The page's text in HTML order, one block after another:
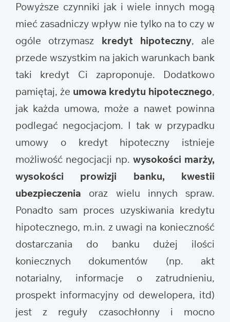
Powyższe czynniki jak i wiele innych mogą
mieć zasadniczy wpływ nie tylko na to czy w
ogóle otrzymasz kredyt hipoteczny, ale
przede wszystkim na jakich warunkach bank
taki kredyt Ci zaproponuje. Dodatkowo
pamiętaj, że umowa kredytu hipotecznego,
jak każda umowa, może a nawet powinna
podlegać negocjacjom. I tak w przypadku
umowy o kredyt hipoteczny istnieje
możliwość negocjacji np. wysokości marży,
wysokości prowizji banku, kwestii
ubezpieczenia oraz wielu innych spraw.
Ponadto sam proces uzyskiwania kredytu
hipotecznego, m.in. z uwagi na konieczność
dostarczania do banku dużej ilości
koniecznych dokumentów (np. akt
notarialny, informacje o zatrudnieniu,
prospekt informacyjny od dewelopera, itd)
jest z reguły czasochłonny i mocno